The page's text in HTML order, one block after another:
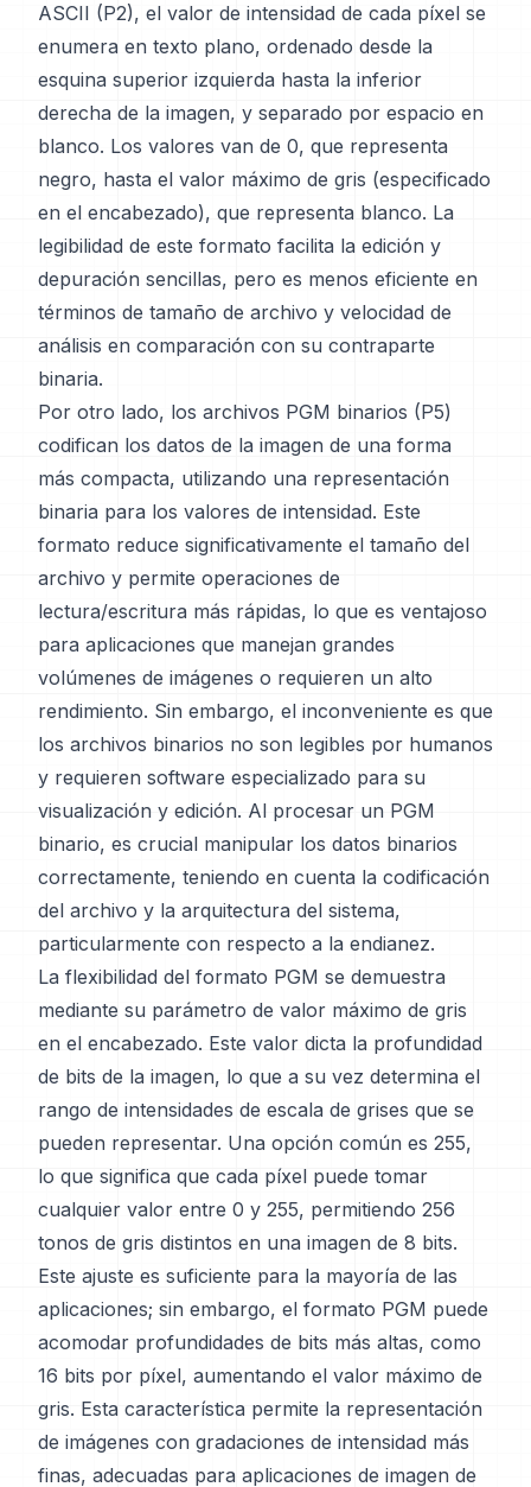
ASCII (P2), el valor de intensidad de cada píxel se
enumera en texto plano, ordenado desde la
esquina superior izquierda hasta la inferior
derecha de la imagen, y separado por espacio en
blanco. Los valores van de 0, que representa
negro, hasta el valor máximo de gris (especificado
en el encabezado), que representa blanco. La
legibilidad de este formato facilita la edición y
depuración sencillas, pero es menos eficiente en
términos de tamaño de archivo y velocidad de
análisis en comparación con su contraparte
binaria.
Por otro lado, los archivos PGM binarios (P5)
codifican los datos de la imagen de una forma
más compacta, utilizando una representación
binaria para los valores de intensidad. Este
formato reduce significativamente el tamaño del
archivo y permite operaciones de
lectura/escritura más rápidas, lo que es ventajoso
para aplicaciones que manejan grandes
volúmenes de imágenes o requieren un alto
rendimiento. Sin embargo, el inconveniente es que
los archivos binarios no son legibles por humanos
y requieren software especializado para su
visualización y edición. Al procesar un PGM
binario, es crucial manipular los datos binarios
correctamente, teniendo en cuenta la codificación
del archivo y la arquitectura del sistema,
particularmente con respecto a la endianez.
La flexibilidad del formato PGM se demuestra
mediante su parámetro de valor máximo de gris
en el encabezado. Este valor dicta la profundidad
de bits de la imagen, lo que a su vez determina el
rango de intensidades de escala de grises que se
pueden representar. Una opción común es 255,
lo que significa que cada píxel puede tomar
cualquier valor entre 0 y 255, permitiendo 256
tonos de gris distintos en una imagen de 8 bits.
Este ajuste es suficiente para la mayoría de las
aplicaciones; sin embargo, el formato PGM puede
acomodar profundidades de bits más altas, como
16 bits por píxel, aumentando el valor máximo de
gris. Esta característica permite la representación
de imágenes con gradaciones de intensidad más
finas, adecuadas para aplicaciones de imagen de